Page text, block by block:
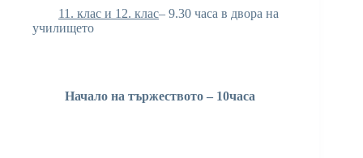
11. клас и 12. клас– 9.30 часа в двора на
училището
Начало на тържеството – 10часa